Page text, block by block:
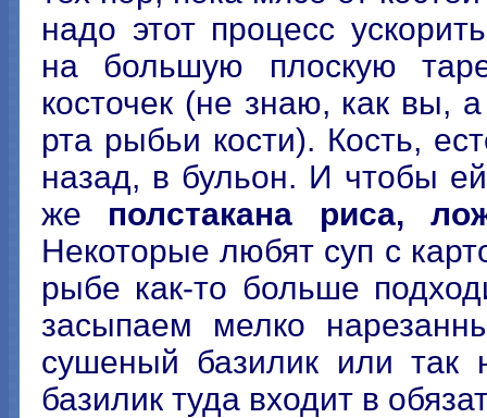
надо этот процесс
на большую плоскую
косточек (не знаю, как вы,
рта рыбьи кости). Кость,
назад, в бульон. И чтобы
же полстакана риса,
Некоторые любят суп с
рыбе как-то больше
засыпаем мелко
сушеный базилик или так
базилик туда входит в